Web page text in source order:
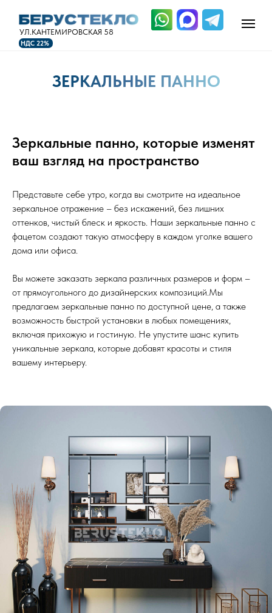
УЛ.КАНТЕМИРОВСКАЯ 58
НДС 22%
Зеркальные панно, которые изменят
ваш взгляд на пространство
Представьте себе утро, когда вы смотрите на идеальное
зеркальное отражение – без искажений, без лишних
оттенков, чистый блеск и яркость. Наши зеркальные панно с
фацетом создают такую атмосферу в каждом уголке вашего
дома или офиса.
Вы можете заказать зеркала различных размеров и форм –
от прямоугольного до дизайнерских композиций.Мы
предлагаем зеркальные панно по доступной цене, а также
возможность быстрой установки в любых помещениях,
включая прихожую и гостиную. Не упустите шанс купить
уникальные зеркала, которые добавят красоты и стиля
вашему интерьеру.